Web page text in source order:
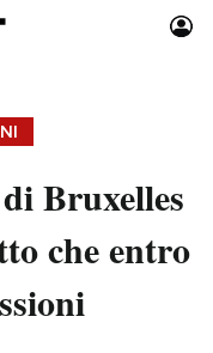
Idee
Bruxelles
che entro